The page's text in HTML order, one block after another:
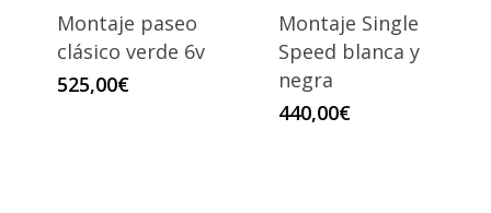
Montaje paseo
clásico verde 6v
525,00€
Montaje Single
Speed blanca y
negra
440,00€